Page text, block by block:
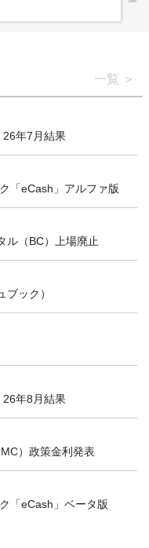
一覧
26年7月結果
「eCash」アルファ版
ル（BC）上場廃止
ック）
26年8月結果
）政策金利発表
「eCash」ベータ版